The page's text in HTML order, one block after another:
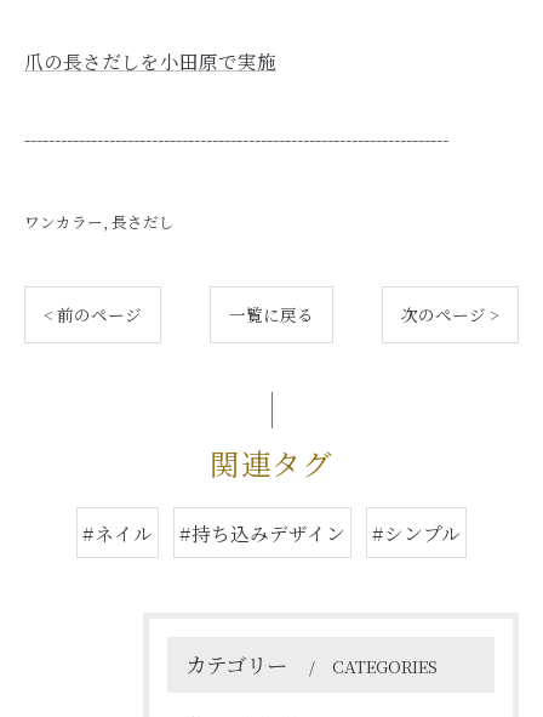
爪の長さだしを小田原で実施
----------------------------------------------------------------------
ワンカラー 長さだし
< 前のページ 一覧に戻る 次のページ >
関連タグ
#ネイル #持ち込みデザイン #シンプル
カテゴリー CATEGORIES